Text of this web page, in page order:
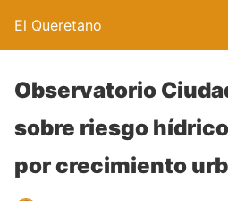
El Queretano
Observatorio
sobre riesgo
por crecimiento